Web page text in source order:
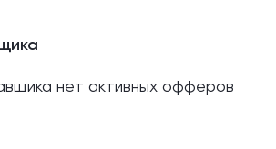
нет активных офферов